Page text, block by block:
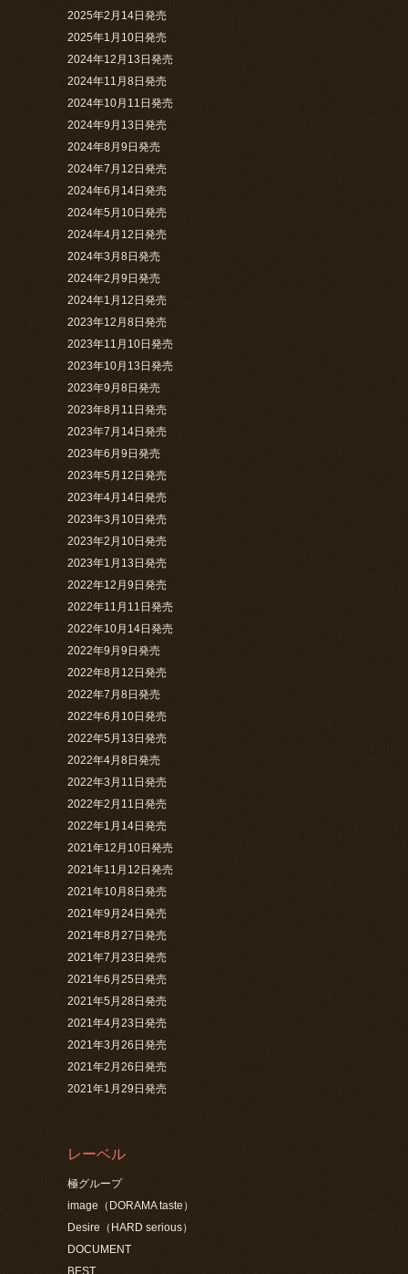
2025年2月14日発売
2025年1月10日発売
2024年12月13日発売
2024年11月8日発売
2024年10月11日発売
2024年9月13日発売
2024年8月9日発売
2024年7月12日発売
2024年6月14日発売
2024年5月10日発売
2024年4月12日発売
2024年3月8日発売
2024年2月9日発売
2024年1月12日発売
2023年12月8日発売
2023年11月10日発売
2023年10月13日発売
2023年9月8日発売
2023年8月11日発売
2023年7月14日発売
2023年6月9日発売
2023年5月12日発売
2023年4月14日発売
2023年3月10日発売
2023年2月10日発売
2023年1月13日発売
2022年12月9日発売
2022年11月11日発売
2022年10月14日発売
2022年9月9日発売
2022年8月12日発売
2022年7月8日発売
2022年6月10日発売
2022年5月13日発売
2022年4月8日発売
2022年3月11日発売
2022年2月11日発売
2022年1月14日発売
2021年12月10日発売
2021年11月12日発売
2021年10月8日発売
2021年9月24日発売
2021年8月27日発売
2021年7月23日発売
2021年6月25日発売
2021年5月28日発売
2021年4月23日発売
2021年3月26日発売
2021年2月26日発売
2021年1月29日発売
レーベル
極グループ
image（DORAMA taste）
Desire（HARD serious）
DOCUMENT
BEST